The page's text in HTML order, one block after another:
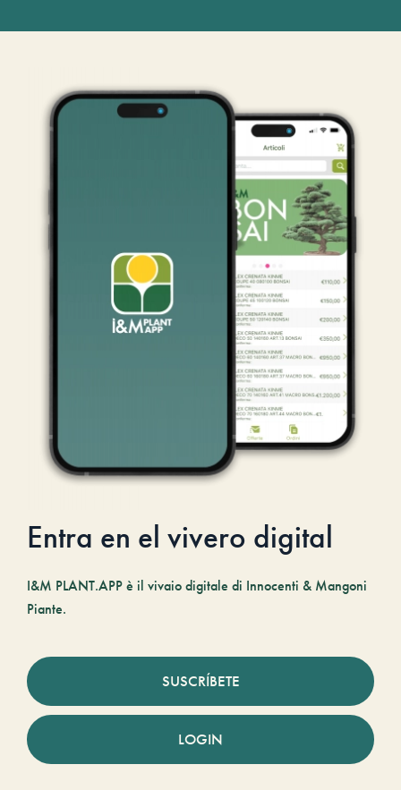
Entra en el vivero digital
I&M PLANT.APP è il vivaio digitale di Innocenti & Mangoni
Piante.
SUSCRÍBETE
LOGIN